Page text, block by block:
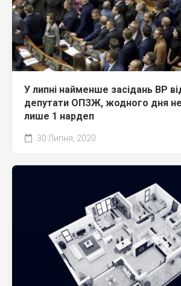
У липні найменше засідань ВР
депутати ОПЗЖ, жодного дня
лише 1 нардеп
30 Липня, 2020